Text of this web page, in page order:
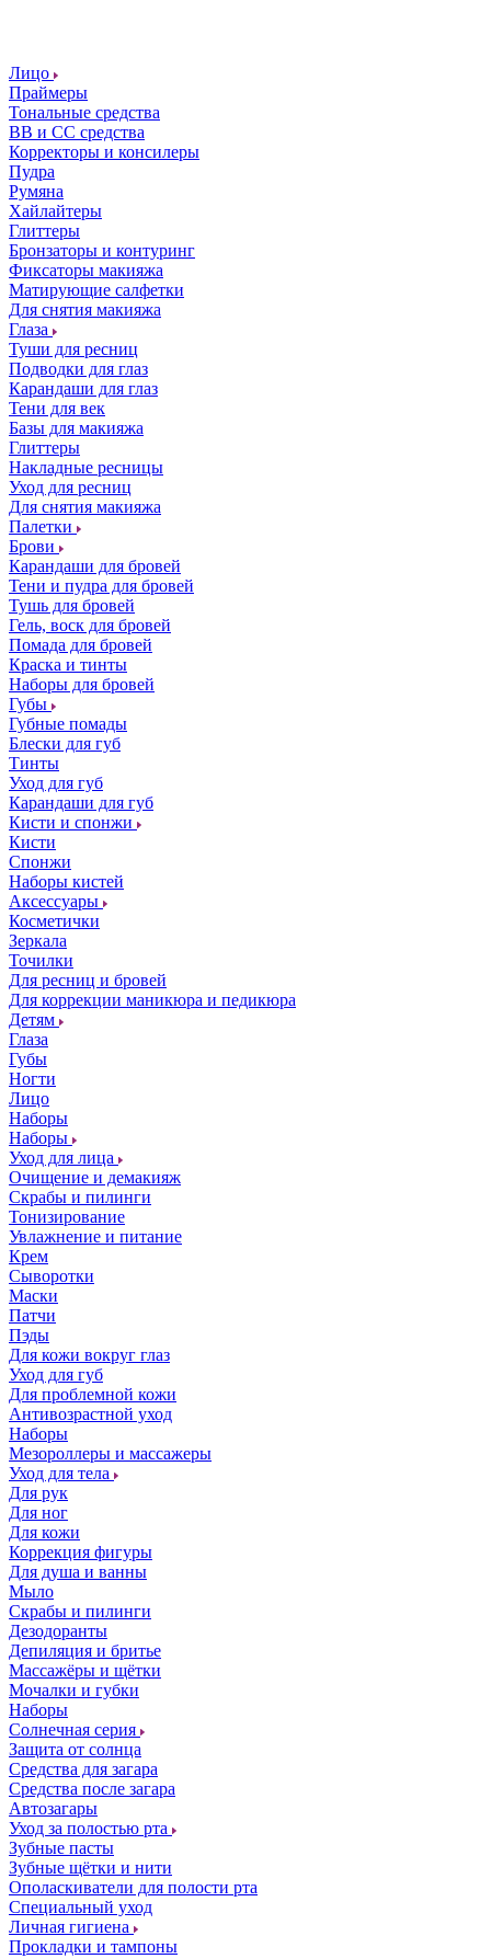
Лицо
Праймеры
Тональные средства
ВВ и СС средства
Корректоры и консилеры
Пудра
Румяна
Хайлайтеры
Глиттеры
Бронзаторы и контуринг
Фиксаторы макияжа
Матирующие салфетки
Для снятия макияжа
Глаза
Туши для ресниц
Подводки для глаз
Карандаши для глаз
Тени для век
Базы для макияжа
Глиттеры
Накладные ресницы
Уход для ресниц
Для снятия макияжа
Палетки
Брови
Карандаши для бровей
Тени и пудра для бровей
Тушь для бровей
Гель, воск для бровей
Помада для бровей
Краска и тинты
Наборы для бровей
Губы
Губные помады
Блески для губ
Тинты
Уход для губ
Карандаши для губ
Кисти и спонжи
Кисти
Спонжи
Наборы кистей
Аксессуары
Косметички
Зеркала
Точилки
Для ресниц и бровей
Для коррекции маникюра и педикюра
Детям
Глаза
Губы
Ногти
Лицо
Наборы
Наборы
Уход для лица
Очищение и демакияж
Скрабы и пилинги
Тонизирование
Увлажнение и питание
Крем
Сыворотки
Маски
Патчи
Пэды
Для кожи вокруг глаз
Уход для губ
Для проблемной кожи
Антивозрастной уход
Наборы
Мезороллеры и массажеры
Уход для тела
Для рук
Для ног
Для кожи
Коррекция фигуры
Для душа и ванны
Мыло
Скрабы и пилинги
Дезодоранты
Депиляция и бритье
Массажёры и щётки
Мочалки и губки
Наборы
Солнечная серия
Защита от солнца
Средства для загара
Средства после загара
Автозагары
Уход за полостью рта
Зубные пасты
Зубные щётки и нити
Ополаскиватели для полости рта
Специальный уход
Личная гигиена
Прокладки и тампоны